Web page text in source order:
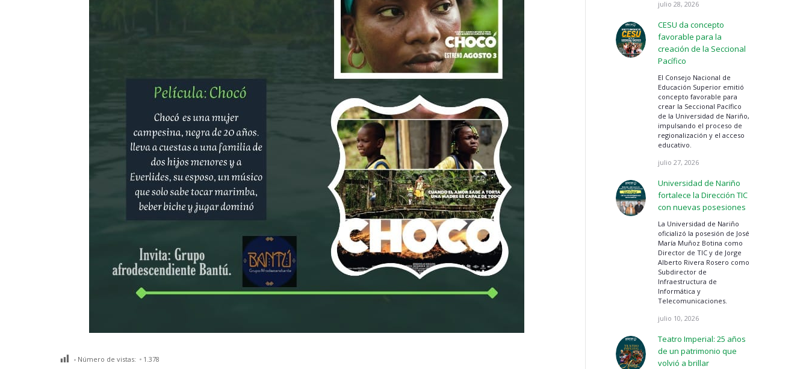
Número de vistas: 1.378
julio 28, 2026
CESU da concepto
favorable para la
creación de la Seccional
Pacífico
El Consejo Nacional de
Educación Superior emitió
concepto favorable para
crear la Seccional Pacífico
de la Universidad de Nariño,
impulsando el proceso de
regionalización y el acceso
educativo.
julio 27, 2026
Universidad de Nariño
fortalece la Dirección TIC
con nuevas posesiones
La Universidad de Nariño
oficializó la posesión de José
María Muñoz Botina como
Director de TIC y de Jorge
Alberto Rivera Rosero como
Subdirector de
Infraestructura de
Informática y
Telecomunicaciones.
julio 10, 2026
Teatro Imperial: 25 años
de un patrimonio que
volvió a brillar